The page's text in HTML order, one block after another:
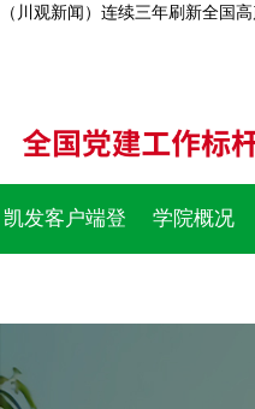
（川观新闻）连续三年刷新全国
凯发客户端登 学院概况